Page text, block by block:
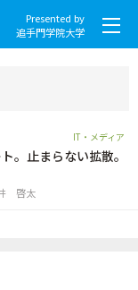
Presented by
追手門学院大学
IT・メディア
。止まらない拡散。
啓太